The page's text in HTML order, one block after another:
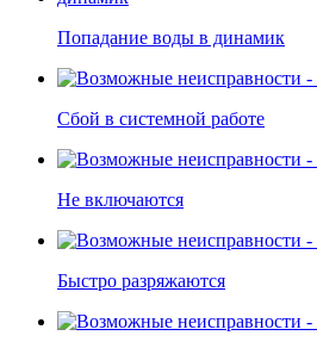
Попадание воды в динамик
Сбой в системной работе
Не включаются
Быстро разряжаются